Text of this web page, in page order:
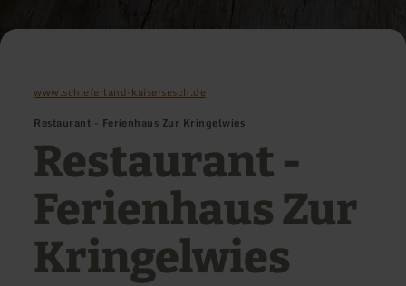
www.schieferland-kaisersesch.de
Restaurant - Ferienhaus Zur Kringelwies
Restaurant -
Ferienhaus Zur
Kringelwies